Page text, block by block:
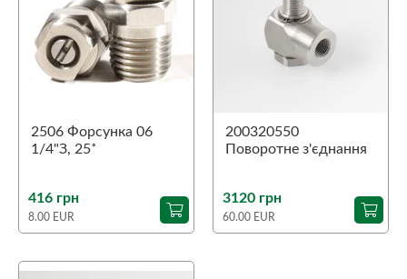
2506 Форсунка 06
1/4"З, 25˚
416 грн
8.00 EUR
200320550
Поворотне з'єднання
3120 грн
60.00 EUR